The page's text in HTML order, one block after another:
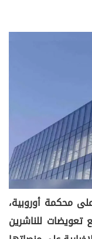
محكمة أوروبية،
تعويضات للناشرين